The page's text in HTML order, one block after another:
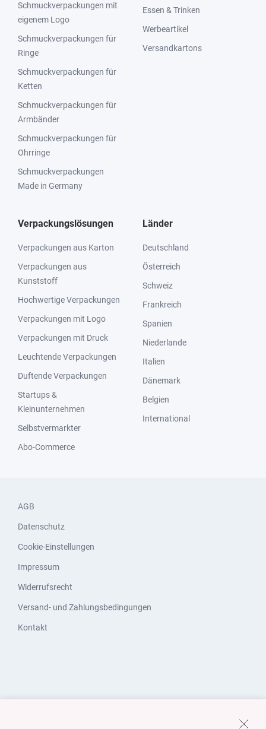
Schmuckverpackungen mit
eigenem Logo
Schmuckverpackungen für
Ringe
Schmuckverpackungen für
Ketten
Schmuckverpackungen für
Armbänder
Schmuckverpackungen für
Ohrringe
Schmuckverpackungen
Made in Germany
Essen & Trinken
Werbeartikel
Versandkartons
Verpackungslösungen
Verpackungen aus Karton
Verpackungen aus
Kunststoff
Hochwertige Verpackungen
Verpackungen mit Logo
Verpackungen mit Druck
Leuchtende Verpackungen
Duftende Verpackungen
Startups &
Kleinunternehmen
Selbstvermarkter
Abo-Commerce
Länder
Deutschland
Österreich
Schweiz
Frankreich
Spanien
Niederlande
Italien
Dänemark
Belgien
International
AGB
Datenschutz
Cookie-Einstellungen
Impressum
Widerrufsrecht
Versand- und Zahlungsbedingungen
Kontakt